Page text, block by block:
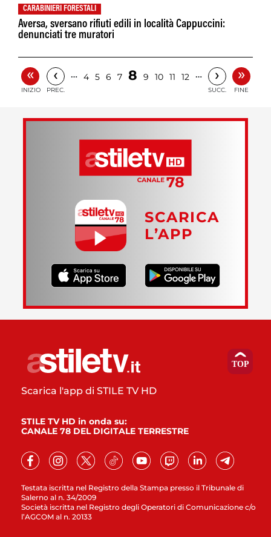
CARABINIERI FORESTALI
Aversa, sversano rifiuti edili in località Cappuccini:
denunciati tre muratori
«
INIZIO
‹
PREC.
… 4 5 6 7 8 9 10 11 12 … ›
SUCC.
»
FINE
SCARICA
L’APP
Testata iscritta nel Registro della Stampa presso il Tribunale di
Salerno al n. 34/2009
Società iscritta nel Registro degli Operatori di Comunicazione c/o
l’AGCOM al n. 20133
Scarica l'app di STILE TV HD
STILE TV HD in onda su:
CANALE 78 DEL DIGITALE TERRESTRE